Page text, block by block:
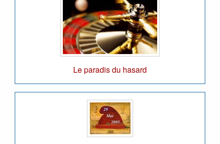
Le paradis du hasard